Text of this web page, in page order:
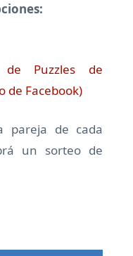
de Puzzles de
de Facebook)
pareja de cada
un sorteo de